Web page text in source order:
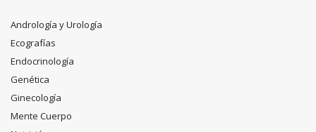
Andrología y Urología
Ecografías
Endocrinología
Genética
Ginecología
Mente Cuerpo